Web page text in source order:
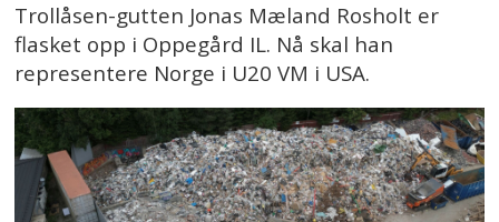
Trollåsen-gutten Jonas Mæland Rosholt er
flasket opp i Oppegård IL. Nå skal han
representere Norge i U20 VM i USA.